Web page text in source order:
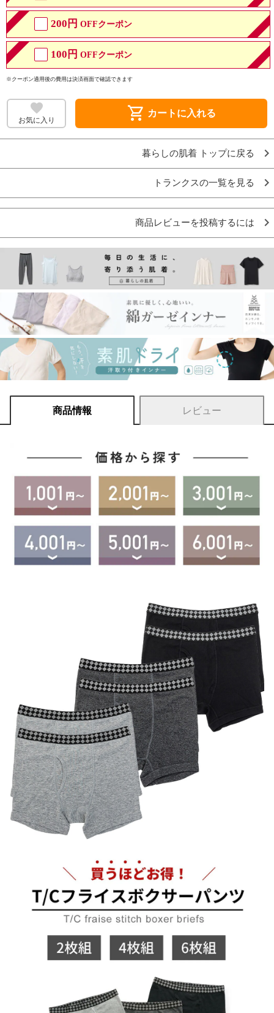
200円 OFFクーポン
100円 OFFクーポン
※クーポン適用後の費用は決済画面で確認できます
お気に入り shopping_cart カートに入れる
暮らしの肌着 トップに戻る
トランクスの一覧を見る
商品レビューを投稿するには
商品情報 レビュー